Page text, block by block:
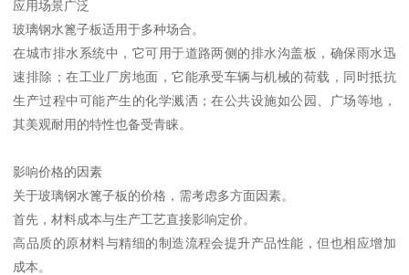
应用场景广泛
玻璃钢水篦子板适用于多种场合。
在城市排水系统中，它可用于道路两侧的排水沟盖板，确保雨水迅
速排除；在工业厂房地面，它能承受车辆与机械的荷载，同时抵抗
生产过程中可能产生的化学溅洒；在公共设施如公园、广场等地，
其美观耐用的特性也备受青睐。
影响价格的因素
关于玻璃钢水篦子板的价格，需考虑多方面因素。
首先，材料成本与生产工艺直接影响定价。
高品质的原材料与精细的制造流程会提升产品性能，但也相应增加
成本。